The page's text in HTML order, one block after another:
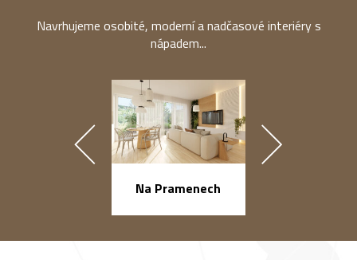
Navrhujeme osobité, moderní a nadčasové interiéry s
nápadem...
Na Pramenech